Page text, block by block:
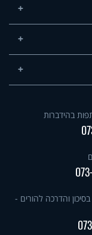
בהידברות
בסיכון והדרכה להורים -